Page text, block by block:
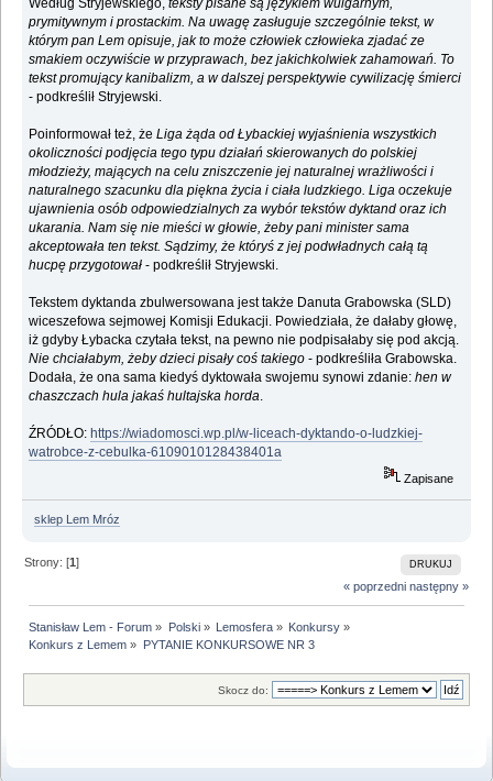
Według Stryjewskiego,teksty pisane są językiem wulgarnym,
prymitywnym i prostackim. Na uwagę zasługuje szczególnie tekst, w
którym pan Lem opisuje, jak to może człowiek człowieka zjadać ze
smakiem oczywiście w przyprawach, bez jakichkolwiek zahamowań. To
tekst promujący kanibalizm, a w dalszej perspektywie cywilizację śmierci
- podkreślił Stryjewski.
Poinformował też, żeLiga żąda od Łybackiej wyjaśnienia wszystkich
okoliczności podjęcia tego typu działań skierowanych do polskiej
młodzieży, mających na celu zniszczenie jej naturalnej wrażliwości i
naturalnego szacunku dla piękna życia i ciała ludzkiego. Liga oczekuje
ujawnienia osób odpowiedzialnych za wybór tekstów dyktand oraz ich
ukarania. Nam się nie mieści w głowie, żeby pani minister sama
akceptowała ten tekst. Sądzimy, że któryś z jej podwładnych całą tą
hucpę przygotował- podkreślił Stryjewski.
Tekstem dyktanda zbulwersowana jest także Danuta Grabowska (SLD)
wiceszefowa sejmowej Komisji Edukacji. Powiedziała, że dałaby głowę,
iż gdyby Łybacka czytała tekst, na pewno nie podpisałaby się pod akcją.
Nie chciałabym, żeby dzieci pisały coś takiego - podkreśliła Grabowska.
Dodała, że ona sama kiedyś dyktowała swojemu synowi zdanie:hen w
chaszczach hula jakaś hultajska horda.
ŹRÓDŁO:https://wiadomosci.wp.pl/w-liceach-dyktando-o-ludzkiej-
watrobce-z-cebulka-6109010128438401a
Zapisane
sklep Lem Mróz
DRUKUJ
Strony: [1]
« poprzedni następny »
Stanisław Lem - Forum » Polski» Lemosfera» Konkursy »
Konkurs z Lemem » PYTANIE KONKURSOWE NR 3
Skocz do: